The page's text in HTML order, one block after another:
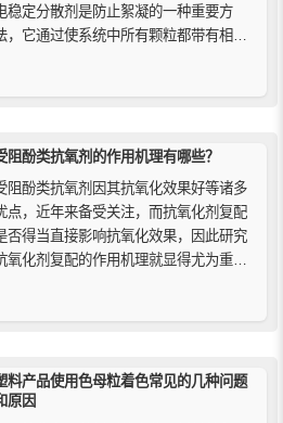
稳定分散剂是防止絮凝的一种重要方
，它通过使系统中所有颗粒都带有相同
阻酚类抗氧剂的作用机理有哪些？
阻酚类抗氧剂因其抗氧化效果好等诸多
点，近年来备受关注，而抗氧化剂复配
否得当直接影响抗氧化效果，因此研究
氧化剂复配的作用机理就显得尤为重
料产品使用色母粒着色常见的几种问题
原因